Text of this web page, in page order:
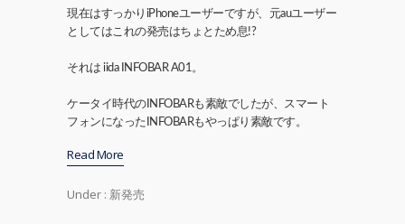
現在はすっかりiPhoneユーザーですが、元auユーザー
としてはこれの発売はちょとため息!?
それは iida INFOBAR A01。
ケータイ時代のINFOBARも素敵でしたが、スマート
フォンになったINFOBARもやっぱり素敵です。
Read More
Under : 新発売